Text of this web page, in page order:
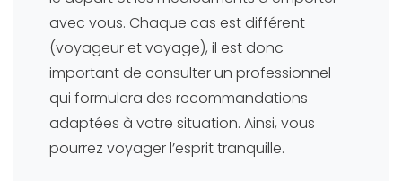
avec vous. Chaque cas est différent
(voyageur et voyage), il est donc
important de consulter un professionnel
qui formulera des recommandations
adaptées à votre situation. Ainsi, vous
pourrez voyager l’esprit tranquille.